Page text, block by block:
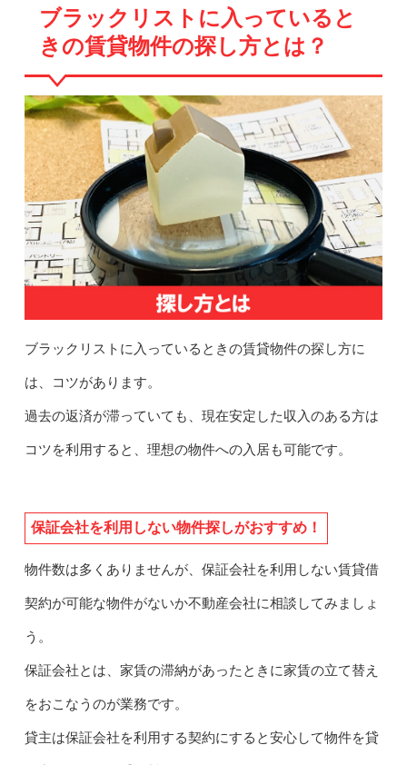
ブラックリストに入っていると
きの賃貸物件の探し方とは？
ブラックリストに入っているときの賃貸物件の探し方に
は、コツがあります。
過去の返済が滞っていても、現在安定した収入のある方は
コツを利用すると、理想の物件への入居も可能です。
保証会社を利用しない物件探しがおすすめ！
物件数は多くありませんが、保証会社を利用しない賃貸借
契約が可能な物件がないか不動産会社に相談してみましょ
う。
保証会社とは、家賃の滞納があったときに家賃の立て替え
をおこなうのが業務です。
貸主は保証会社を利用する契約にすると安心して物件を貸